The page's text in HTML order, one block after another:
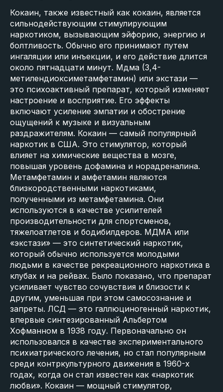
Кокаин, также известный как кокаин, является
сильнодействующим стимулирующим
наркотиком, вызывающим эйфорию, энергию и
болтливость. Обычно его принимают путем
ингаляции или инъекции, и его действие длится
около пятнадцати минут. Мдма (3,4-
метилендиоксиметамфетамин) или экстази —
это психоактивный препарат, который изменяет
настроение и восприятие. Его эффекты
включают усиление эмпатии и обострение
ощущений к музыке и визуальным
раздражителям. Кокаин — самый популярный
наркотик в США. Это стимулятор, который
влияет на химические вещества в мозге,
повышая уровень дофамина и норадреналина.
Метамфетамин и амфетамин являются
близкородственными наркотиками,
полученными из метамфетамина. Они
используются в качестве усилителей
производительности для спортсменов,
тяжелоатлетов и бодибилдеров. МДМА или
«экстази» — это синтетический наркотик,
который обычно используется молодыми
людьми в качестве рекреационного наркотика в
клубах и на рейвах. Было показано, что препарат
усиливает чувство сочувствия и близости к
другим, уменьшая при этом самосознание и
запреты. ЛСД — это галлюциногенный наркотик,
впервые синтезированный Альбертом
Хофманном в 1938 году. Первоначально он
использовался в качестве экспериментального
психиатрического лечения, но стал популярным
среди контркультурного движения в 1960-х
годах, когда он стал известен как «наркотик
любви». Кокаин — мощный стимулятор,